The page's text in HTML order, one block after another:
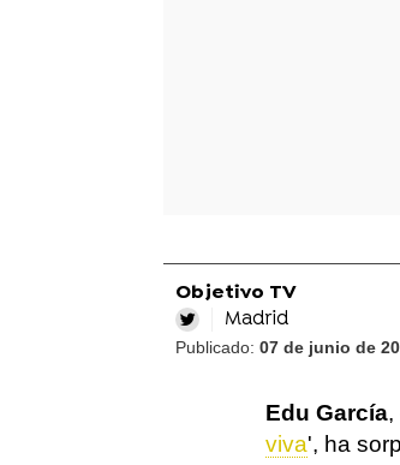
Objetivo TV
Madrid
Publicado: 07 de junio de
Edu García,
viva', ha